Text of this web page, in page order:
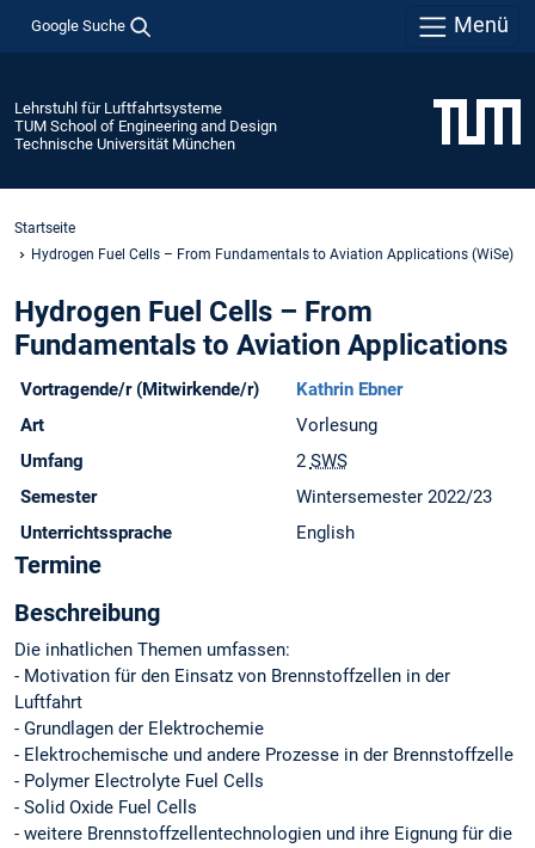
Google Suche Menü
Lehrstuhl für Luftfahrtsysteme
TUM School of Engineering and Design
Technische Universität München
Startseite
Hydrogen Fuel Cells – From Fundamentals to Aviation Applications (WiSe)
Hydrogen Fuel Cells – From
Fundamentals to Aviation Applications
Vortragende/r (Mitwirkende/r)
Kathrin Ebner
Art
Vorlesung
Umfang
2 SWS
Semester
Wintersemester 2022/23
Unterrichtssprache
English
Termine
Beschreibung
Die inhatlichen Themen umfassen:
- Motivation für den Einsatz von Brennstoffzellen in der
Luftfahrt
- Grundlagen der Elektrochemie
- Elektrochemische und andere Prozesse in der Brennstoffzelle
- Polymer Electrolyte Fuel Cells
- Solid Oxide Fuel Cells
- weitere Brennstoffzellentechnologien und ihre Eignung für die